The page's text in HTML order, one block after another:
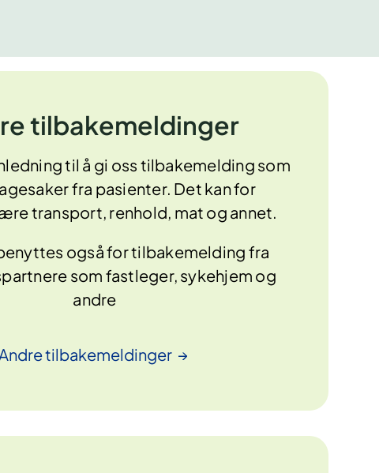
tilbakemeldinger
til å gi oss tilbakemelding som
fra pasienter. Det kan for
transport, renhold, mat og annet.
også for tilbakemelding fra
som fastleger, sykehjem og
andre
tilbakemeldinger